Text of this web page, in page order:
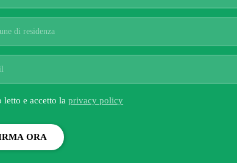
letto e accetto laprivacy policy
ORA